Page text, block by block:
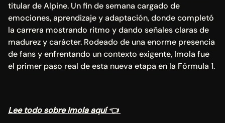
titular de Alpine. Un fin de semana cargado de
emociones, aprendizaje y adaptación, donde completó
la carrera mostrando ritmo y dando señales claras de
madurez y carácter. Rodeado de una enorme presencia
de fans y enfrentando un contexto exigente, Imola fue
el primer paso real de esta nueva etapa en la Fórmula 1.
Lee todo sobre Imola aquí 👈